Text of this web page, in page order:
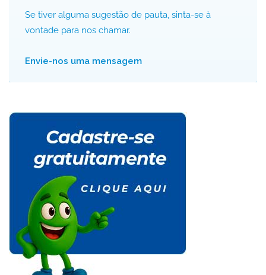
Se tiver alguma sugestão de pauta, sinta-se à
vontade para nos chamar.
Envie-nos uma mensagem